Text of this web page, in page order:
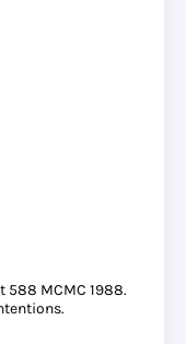
588 MCMC 1988.